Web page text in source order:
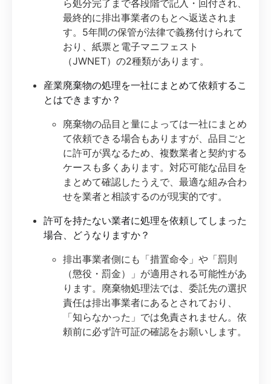
ら処分完了まで各段階で記入・回付され、
最終的に排出事業者のもとへ返送されま
す。5年間の保管が法律で義務付けられて
おり、紙票と電子マニフェスト
（JWNET）の2種類があります。
産業廃棄物の処理を一社にまとめて依頼するこ
とはできますか？
廃棄物の品目と量によっては一社にまとめ
て依頼できる場合もありますが、品目ごと
に許可が異なるため、複数業者と契約する
ケースも多くあります。対応可能な品目を
まとめて確認したうえで、最適な組み合わ
せを業者と相談するのが現実的です。
許可を持たない業者に処理を依頼してしまった
場合、どうなりますか？
排出事業者側にも「措置命令」や「罰則
（懲役・罰金）」が適用される可能性があ
ります。廃棄物処理法では、委託先の選択
責任は排出事業者にあるとされており、
「知らなかった」では免責されません。依
頼前に必ず許可証の確認をお願いします。